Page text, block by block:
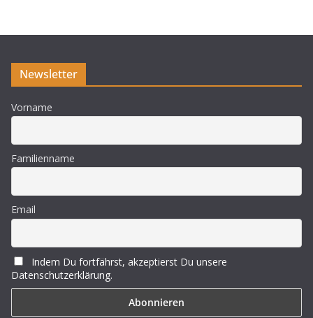
s
Newsletter
Vorname
Familienname
Email
Indem Du fortfährst, akzeptierst Du unsere
Datenschutzerklärung.